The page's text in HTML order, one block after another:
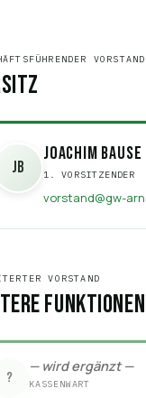
VORSTAND
JB
Joachim Bause
1. VORSITZENDER
vorstand@gw-
VORSTAND
Funktionen
?
— wird ergänzt —
KASSENWART